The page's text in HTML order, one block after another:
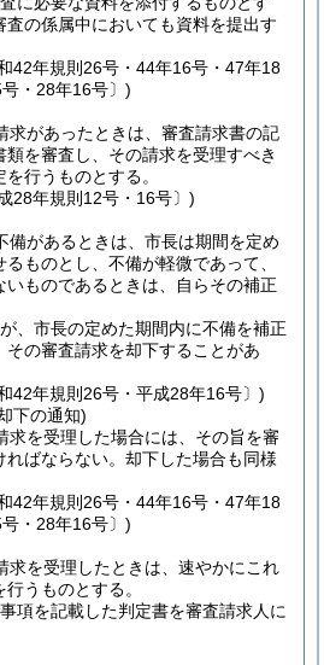
査の係属中においても資料を提出す
42年規則26号・44年16号・47年18
・28年16号〕)
求があったときは、審査請求書の記
を審査し、その請求を受理すべき
行うものとする。
28年規則12号・16号〕)
備があるときは、市長は期間を定め
ものとし、不備が軽微であって、
ものであるときは、自らその補正
、市長の定めた期間内に不備を補正
その審査請求を却下することがあ
42年規則26号・平成28年16号〕)
下の通知)
求を受理した場合には、その旨を審
ばならない。 却下した場合も同様
42年規則26号・44年16号・47年18
・28年16号〕)
求を受理したときは、速やかにこれ
うものとする。
項を記載した判定書を審査請求人に